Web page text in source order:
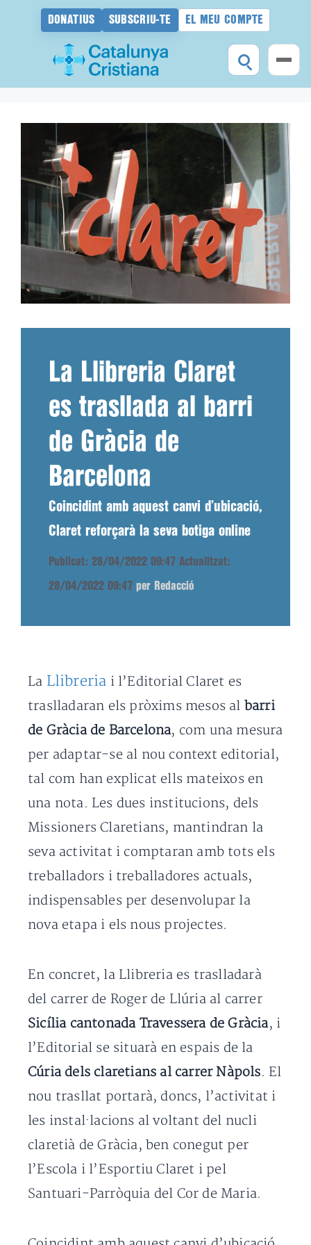
DONATIUS SUBSCRIU-TE EL MEU COMPTE
La Llibreria Claret
es trasllada al barri
de Gràcia de
Barcelona
Coincidint amb aquest canvi d’ubicació,
Claret reforçarà la seva botiga online
Publicat: 28/04/2022 09:47 Actualitzat:
28/04/2022 09:47 per Redacció
La Llibreria i l’Editorial Claret es
traslladaran els pròxims mesos al barri
de Gràcia de Barcelona, com una mesura
per adaptar-se al nou context editorial,
tal com han explicat ells mateixos en
una nota. Les dues institucions, dels
Missioners Claretians, mantindran la
seva activitat i comptaran amb tots els
treballadors i treballadores actuals,
indispensables per desenvolupar la
nova etapa i els nous projectes.
En concret, la Llibreria es traslladarà
del carrer de Roger de Llúria al carrer
Sicília cantonada Travessera de Gràcia, i
l’Editorial se situarà en espais de la
Cúria dels claretians al carrer Nàpols. El
nou trasllat portarà, doncs, l’activitat i
les instal·lacions al voltant del nucli
claretià de Gràcia, ben conegut per
l’Escola i l’Esportiu Claret i pel
Santuari-Parròquia del Cor de Maria.